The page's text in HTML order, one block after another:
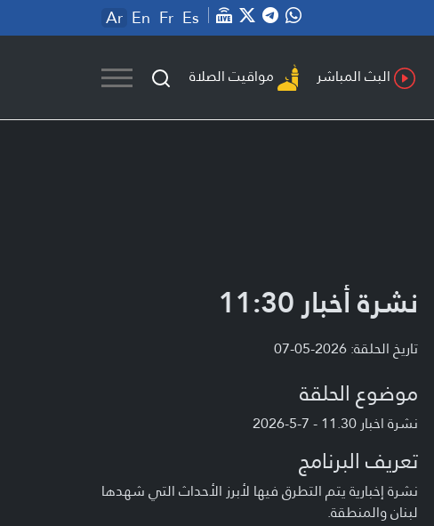
Ar En Fr Es
البث المباشر مواقيت الصلاة
نشرة أخبار 11:30
تاريخ الحلقة: 2026-05-07
موضوع الحلقة
نشرة اخبار 11.30 - 7-5-2026
تعريف البرنامج
نشرة إخبارية يتم التطرق فيها لأبرز الأحداث التي شهدها
لبنان والمنطقة.